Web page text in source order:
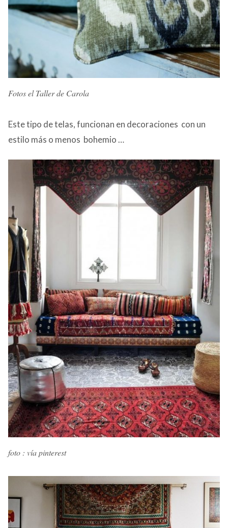
Fotos el Taller de Carola
Este tipo de telas, funcionan en decoraciones con un
estilo más o menos bohemio …
foto : vía pinterest